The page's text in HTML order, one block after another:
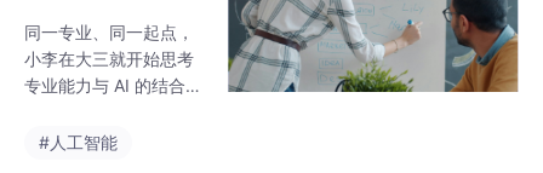
开源的AI客户端，没有
任何广告、数据全部保
存在本地，搭配火山引
可以满足日常工作、学
—— 文科生的破
局与成长之路
同一专业、同一起点，
小李在大三就开始思考
专业能力与 AI 的结合
成了 3 个真实项目，毕
#人工智能